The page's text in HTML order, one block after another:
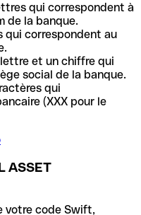
qui correspondent à
de la banque.
qui correspondent au
et un chiffre qui
social de la banque.
qui
(XXX pour le
ASSET
votre code Swift,